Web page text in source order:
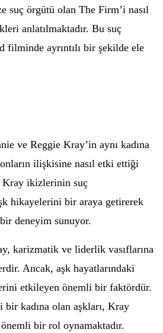
suç örgütü olan The Firm’i nasıl
anlatılmaktadır. Bu suç
filminde ayrıntılı bir şekilde ele
ve Reggie Kray’in aynı kadına
ilişkisine nasıl etki ettiği
Kray ikizlerinin suç
hikayelerini bir araya getirerek
deneyim sunuyor.
karizmatik ve liderlik vasıflarına
Ancak, aşk hayatlarındaki
etkileyen önemli bir faktördür.
bir kadına olan aşkları, Kray
bir rol oynamaktadır.